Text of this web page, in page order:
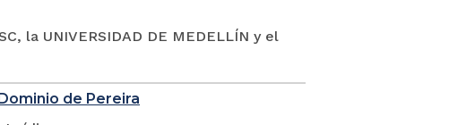
la UNIVERSIDAD DE MEDELLÍN y el
de Pereira